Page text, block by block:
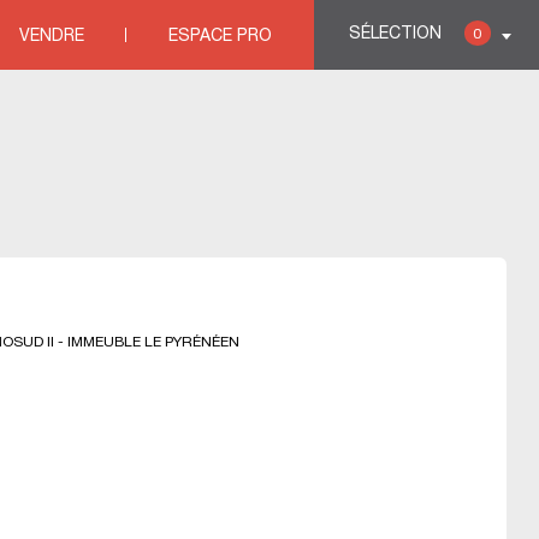
SÉLECTION 0
VENDRE ESPACE PRO
II - IMMEUBLE LE PYRÉNÉEN